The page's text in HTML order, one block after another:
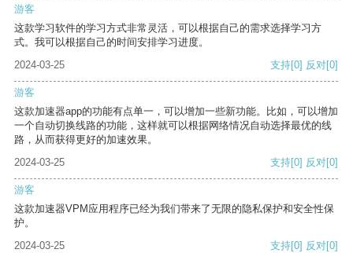
游客
这款学习软件的学习方式非常灵活，可以根据自己的需求选择学习方
式。我可以根据自己的时间安排学习进度。
2024-03-25
支持[0] 反对[0]
游客
这款加速器app的功能有点单一，可以增加一些新功能。比如，可以增加
一个自动切换线路的功能，这样就可以根据网络情况自动选择最优的线
路，从而获得更好的加速效果。
2024-03-25
支持[0] 反对[0]
游客
这款加速器VPM应用程序已经为我们带来了无限的隐私保护和安全性保
护。
2024-03-25
支持[0] 反对[0]